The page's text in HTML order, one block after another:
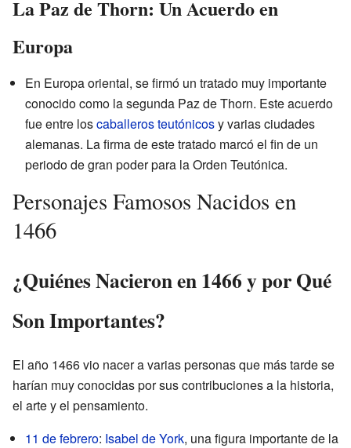
La Paz de Thorn: Un Acuerdo en
Europa
En Europa oriental, se firmó un tratado muy importante
conocido como la segunda Paz de Thorn. Este acuerdo
fue entre loscaballeros teutónicosy varias ciudades
alemanas. La firma de este tratado marcó el fin de un
periodo de gran poder para la Orden Teutónica.
Personajes Famosos Nacidos en
1466
¿Quiénes Nacieron en 1466 y por Qué
Son Importantes?
El año 1466 vio nacer a varias personas que más tarde se
harían muy conocidas por sus contribuciones a la historia,
el arte y el pensamiento.
11 de febrero: Isabel de York, una figura importante de la